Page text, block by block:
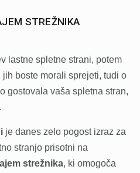
STREŽNIKA
lastne spletne strani, potem
boste morali sprejeti, tudi o
gostovala vaša spletna stran,
je danes zelo pogost izraz za
stranjo prisotni na
strežnika, ki omogoča